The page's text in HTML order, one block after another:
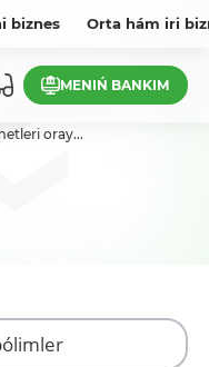
biznes Orta hám iri
MENIŃ BANKIM
oray...